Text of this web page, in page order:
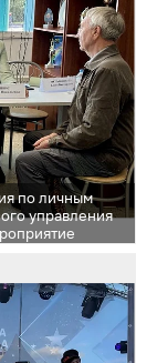
по личным
управления